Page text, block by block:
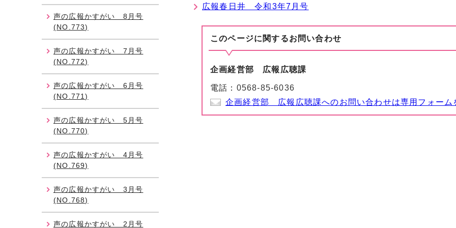
広報春日井 令和3年7月号
このページに関するお問い合わせ
企画経営部 広報広聴課
電話： 0568-85-6036
企画経営部 広報広聴課へのお問い合わせは専用フォーム
声の広報かすがい 8月号
(NO.773)
声の広報かすがい 7月号
(NO.772)
声の広報かすがい 6月号
(NO.771)
声の広報かすがい 5月号
(NO.770)
声の広報かすがい 4月号
(NO.769)
声の広報かすがい 3月号
(NO.768)
声の広報かすがい 2月号